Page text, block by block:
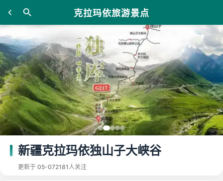
克拉玛依旅游景点
新疆克拉玛依独山子大峡谷
更新于 05-072181人关注